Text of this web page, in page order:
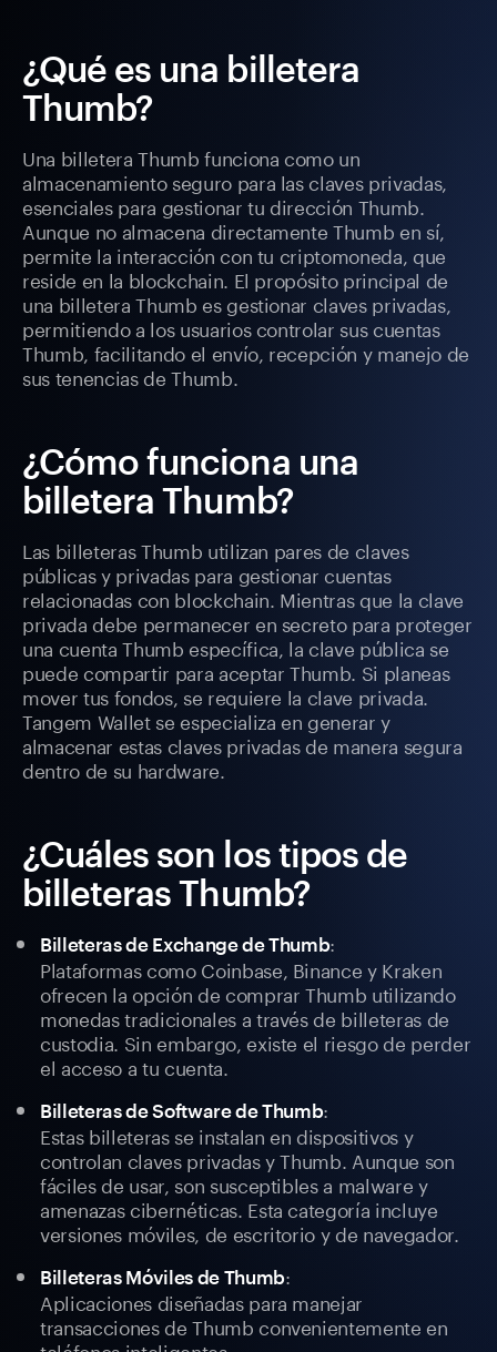
¿Qué es una billetera
Thumb?
Una billetera Thumb funciona como un
almacenamiento seguro para las claves privadas,
esenciales para gestionar tu dirección Thumb.
Aunque no almacena directamente Thumb en sí,
permite la interacción con tu criptomoneda, que
reside en la blockchain. El propósito principal de
una billetera Thumb es gestionar claves privadas,
permitiendo a los usuarios controlar sus cuentas
Thumb, facilitando el envío, recepción y manejo de
sus tenencias de Thumb.
¿Cómo funciona una
billetera Thumb?
Las billeteras Thumb utilizan pares de claves
públicas y privadas para gestionar cuentas
relacionadas con blockchain. Mientras que la clave
privada debe permanecer en secreto para proteger
una cuenta Thumb específica, la clave pública se
puede compartir para aceptar Thumb. Si planeas
mover tus fondos, se requiere la clave privada.
Tangem Wallet se especializa en generar y
almacenar estas claves privadas de manera segura
dentro de su hardware.
¿Cuáles son los tipos de
billeteras Thumb?
Billeteras de Exchange de Thumb:
Plataformas como Coinbase, Binance y Kraken
ofrecen la opción de comprar Thumb utilizando
monedas tradicionales a través de billeteras de
custodia. Sin embargo, existe el riesgo de perder
el acceso a tu cuenta.
Billeteras de Software de Thumb:
Estas billeteras se instalan en dispositivos y
controlan claves privadas y Thumb. Aunque son
fáciles de usar, son susceptibles a malware y
amenazas cibernéticas. Esta categoría incluye
versiones móviles, de escritorio y de navegador.
Billeteras Móviles de Thumb:
Aplicaciones diseñadas para manejar
transacciones de Thumb convenientemente en